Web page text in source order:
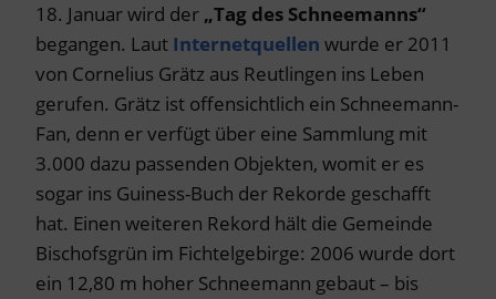
18. Januar wird der „Tag des Schneemanns“
begangen. Laut Internetquellen wurde er 2011
von Cornelius Grätz aus Reutlingen ins Leben
gerufen. Grätz ist offensichtlich ein Schneemann-
Fan, denn er verfügt über eine Sammlung mit
3.000 dazu passenden Objekten, womit er es
sogar ins Guiness-Buch der Rekorde geschafft
hat. Einen weiteren Rekord hält die Gemeinde
Bischofsgrün im Fichtelgebirge: 2006 wurde dort
ein 12,80 m hoher Schneemann gebaut – bis